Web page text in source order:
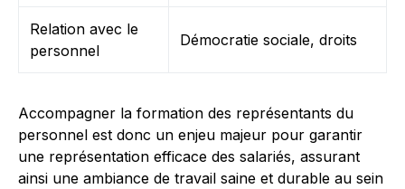
Relation avec le
personnel
Démocratie sociale, droits
Accompagner la formation des représentants du
personnel est donc un enjeu majeur pour garantir
une représentation efficace des salariés, assurant
ainsi une ambiance de travail saine et durable au sein